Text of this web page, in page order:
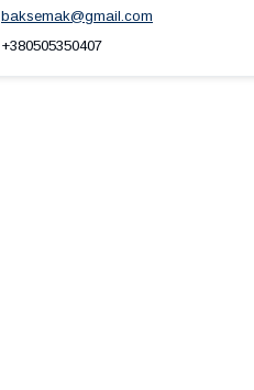
baksemak@gmail.com
+380505350407